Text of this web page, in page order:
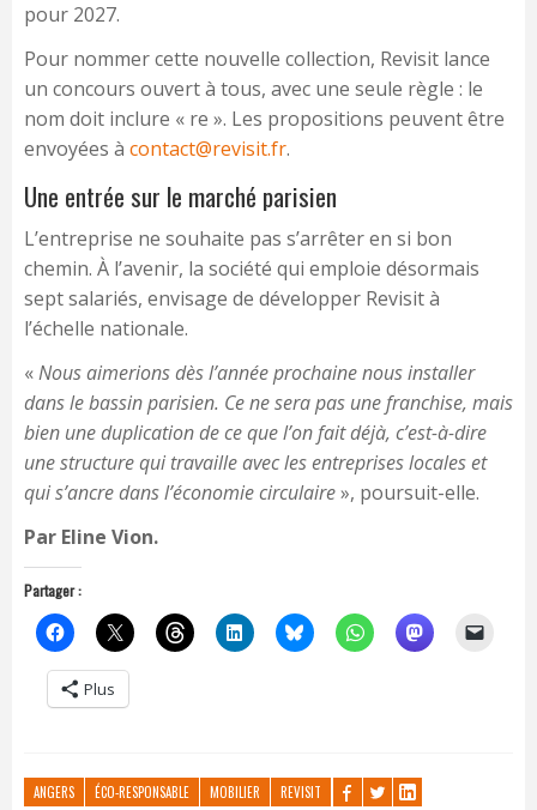
pour 2027.
Pour nommer cette nouvelle collection, Revisit lance
un concours ouvert à tous, avec une seule règle : le
nom doit inclure « re ». Les propositions peuvent être
envoyées à contact@revisit.fr.
Une entrée sur le marché parisien
L’entreprise ne souhaite pas s’arrêter en si bon
chemin. À l’avenir, la société qui emploie désormais
sept salariés, envisage de développer Revisit à
l’échelle nationale.
«Nous aimerions dès l’année prochaine nous installer
dans le bassin parisien. Ce ne sera pas une franchise, mais
bien une duplication de ce que l’on fait déjà, c’est-à-dire
une structure qui travaille avec les entreprises locales et
qui s’ancre dans l’économie circulaire», poursuit-elle.
Par Eline Vion.
Partager :
Plus
ANGERS ÉCO-RESPONSABLE MOBILIER REVISIT